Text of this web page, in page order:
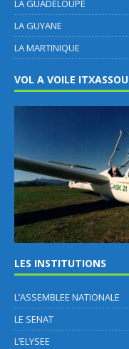
LA GUADELOUPE
LA GUYANE
LA MARTINIQUE
VOL A VOILE ITXASSOU
LES INSTITUTIONS
L’ASSEMBLEE NATIONALE
LE SENAT
L’ELYSEE